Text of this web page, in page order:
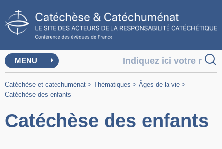
MENU
Catéchèse et catéchuménat > Thématiques > Âges de la vie >
Catéchèse des enfants
Catéchèse des enfants